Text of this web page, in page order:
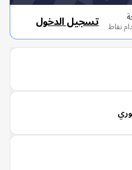
تسجيل الدخول